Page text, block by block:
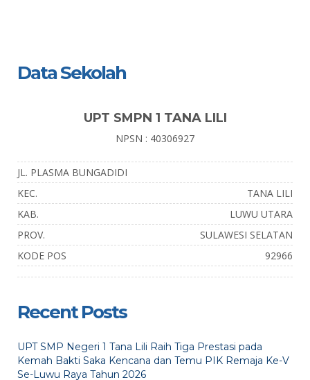
Data Sekolah
UPT SMPN 1 TANA LILI
NPSN : 40306927
JL. PLASMA BUNGADIDI
KEC.
TANA LILI
KAB.
LUWU UTARA
PROV.
SULAWESI SELATAN
KODE POS
92966
Recent Posts
UPT SMP Negeri 1 Tana Lili Raih Tiga Prestasi pada
Kemah Bakti Saka Kencana dan Temu PIK Remaja Ke-V
Se-Luwu Raya Tahun 2026